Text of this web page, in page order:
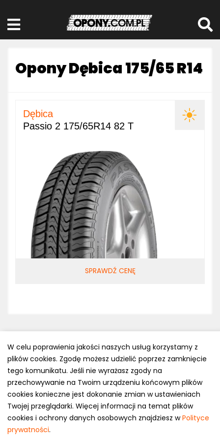
Opony Dębica 175/65 R14
Dębica
Passio 2 175/65R14 82 T
SPRAWDŹ CENĘ
Polityka prywatności
e-mail: kontakt@opony.com.pl
Copyright © 2000-2023 Opony.com.pl
W celu poprawienia jakości naszych usług korzystamy z
plików cookies. Zgodę możesz udzielić poprzez zamknięcie
tego komunikatu. Jeśli nie wyrażasz zgody na
przechowywanie na Twoim urządzeniu końcowym plików
cookies konieczne jest dokonanie zmian w ustawieniach
Twojej przeglądarki. Więcej informacji na temat plików
cookies i ochrony danych osobowych znajdziesz wPolityce
prywatności.